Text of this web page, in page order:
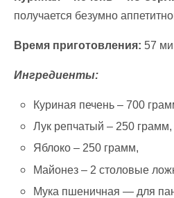
получается безумно
Время приготовления: 57
Ингредиенты:
Куриная печень – 700
Лук репчатый – 250 грамм,
Яблоко – 250 грамм,
Майонез – 2 столовые
Мука пшеничная — для